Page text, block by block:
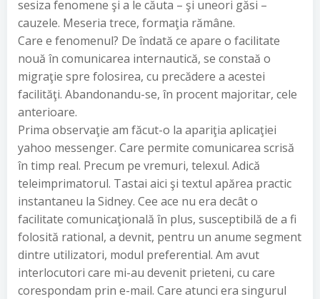
sesiza fenomene şi a le căuta – şi uneori găsi –
cauzele. Meseria trece, formaţia rămâne.
Care e fenomenul? De îndată ce apare o facilitate
nouă în comunicarea internautică, se constaă o
migraţie spre folosirea, cu precădere a acestei
facilităţi. Abandonandu-se, în procent majoritar, cele
anterioare.
Prima observaţie am făcut-o la apariţia aplicaţiei
yahoo messenger. Care permite comunicarea scrisă
în timp real. Precum pe vremuri, telexul. Adică
teleimprimatorul. Tastai aici şi textul apărea practic
instantaneu la Sidney. Cee ace nu era decât o
facilitate comunicaţională în plus, susceptibilă de a fi
folosită rational, a devnit, pentru un anume segment
dintre utilizatori, modul preferential. Am avut
interlocutori care mi-au devenit prieteni, cu care
corespondam prin e-mail. Care atunci era singurul